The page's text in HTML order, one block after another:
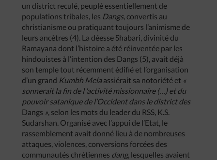
un district reculé, peuplé essentiellement de
populations tribales, les Dangs, convertis au
christianisme ou pratiquant toujours l’animisme de
leurs ancêtres (4). La déesse Shabari, divinité du
Ramayana dont l’histoire a été réinventée par les
hindouistes à l’intention des Dangs (5), avait déjà
son temple tout récemment édifié et l’organisation
d’un grand Kumbh Melaassiérait sa notoriété et «
sonnerait la fin de l ‘activité missionnaire (…) et du
pouvoir satanique de l’Occident dans le district des
Dangs », selon les mots du leader du RSS, K.S.
Sudarshan. Organisé avec l’appui de l’Etat, le
rassemblement avait donné lieu à de nombreuses
attaques, violences, conversions forcées des
communautés chrétiennes dang, lesquelles avaient